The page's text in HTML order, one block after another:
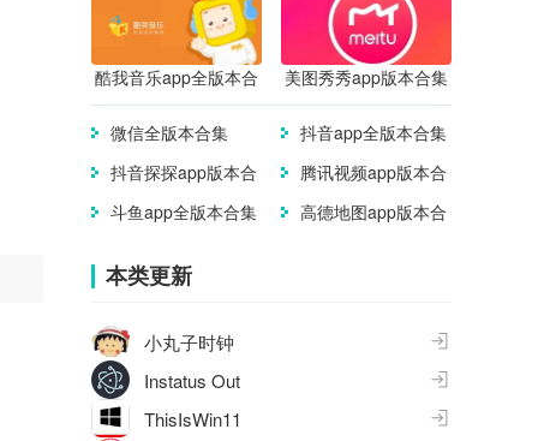
酷我音乐app全版本合
集
美图秀秀app版本合集
微信全版本合集
抖音app全版本合集
抖音探探app版本合
腾讯视频app版本合
斗鱼app全版本合集
高德地图app版本合
本类更新
小丸子时钟
Instatus Out
ThisIsWin11